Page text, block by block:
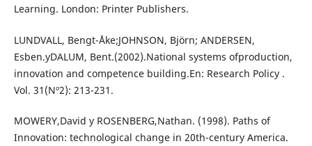
Learning. London: Printer Publishers.
LUNDVALL, Bengt-Åke;JOHNSON, Björn; ANDERSEN,
Esben.yDALUM, Bent.(2002).National systems ofproduction,
innovation and competence building.En: Research Policy .
Vol. 31(Nº2): 213-231.
MOWERY,David y ROSENBERG,Nathan. (1998). Paths of
Innovation: technological change in 20th-century America.